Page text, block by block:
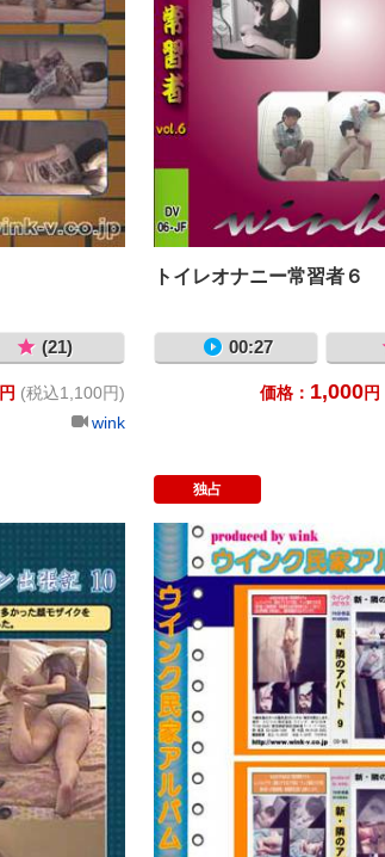
(21)
円 (税込1,100円)
wink
トイレオナニー常習者６
00:27
価格： 1,000円
キャリアウーマン出張記１０
独占